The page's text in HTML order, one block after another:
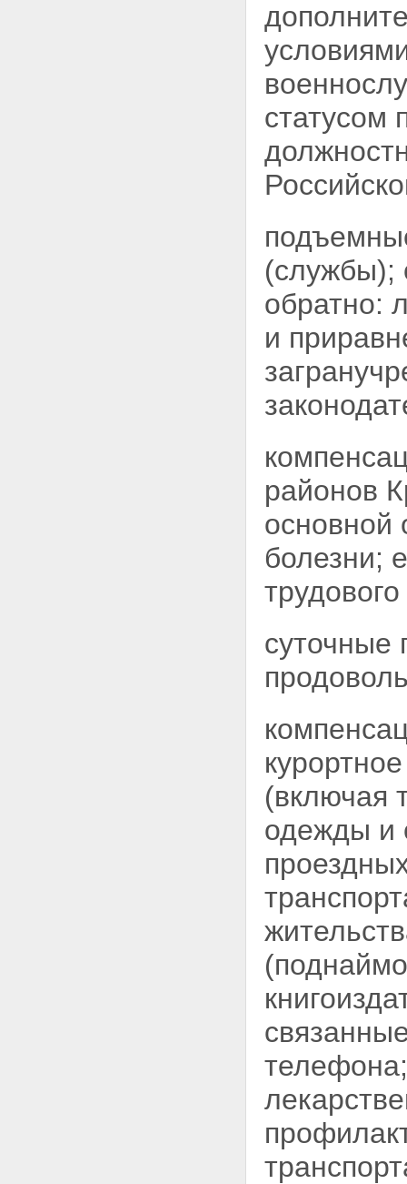
статусом
(службы);
обратно:
и
районов
основной
болезни;
суточные
(включая
одежды и